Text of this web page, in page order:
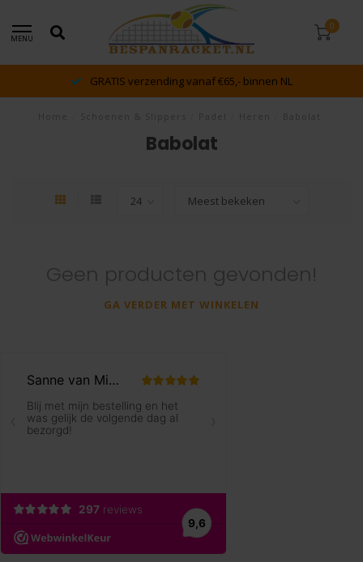
MENU
0
GRATIS verzending vanaf €65,- binnen NL
Babolat
Geen producten gevonden!
GA VERDER MET WINKELEN